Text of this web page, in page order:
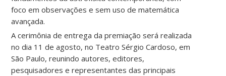
foco em observações e sem uso de matemática
avançada.
A cerimônia de entrega da premiação será realizada
no dia 11 de agosto, no Teatro Sérgio Cardoso, em
São Paulo, reunindo autores, editores,
pesquisadores e representantes das principais